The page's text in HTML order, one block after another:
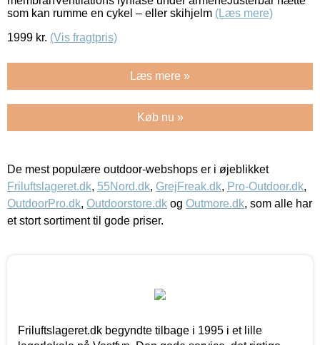
som kan rumme en cykel – eller skihjelm (Læs mere)
1999 kr. (Vis fragtpris)
Læs mere »
Køb nu »
De mest populære outdoor-webshops er i øjeblikket
Friluftslageret.dk, 55Nord.dk, GrejFreak.dk, Pro-Outdoor.dk,
OutdoorPro.dk, Outdoorstore.dk og Outmore.dk, som alle har
et stort sortiment til gode priser.
Friluftslageret.dk begyndte tilbage i 1995 i et lille